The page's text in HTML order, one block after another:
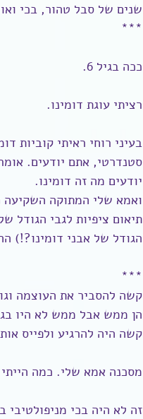
שנים של סבל טהור, בכי
***
ככה בגיל 6.
רציתי עוגת דומינו.
בעיני רוחי ראיתי קוביות
סטנדרטי, אתם יודעים.
יודעים מה זה דומינו.
ואמא שלי המתוקה השקיעה
תיאום ציפיות לגבי הגודל
הגודל של אבני דומינו?!)
***
קשה להסביר את העוצמה
הן ממש אבל ממש לא היו
קשה היה להרגיע ולפייס
מסכנה אמא שלי. כמה
זה לא היה בכי מניפולטיבי